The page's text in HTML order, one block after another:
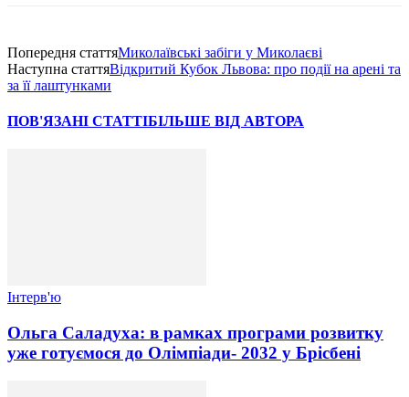
Попередня статтяМиколаївські забіги у Миколаєві
Наступна статтяВідкритий Кубок Львова: про події на арені та
за її лаштунками
ПОВ'ЯЗАНІ СТАТТІБІЛЬШЕ ВІД АВТОРА
Інтерв'ю
Ольга Саладуха: в рамках програми розвитку
уже готуємося до Олімпіади- 2032 у Брісбені